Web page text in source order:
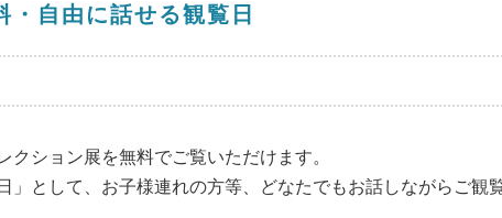
自由に話せる観覧日
ション展を無料でご覧いただけます。
として、お子様連れの方等、どなたでもお話しながらご観